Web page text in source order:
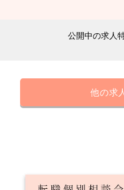
公開中の求人
他の求